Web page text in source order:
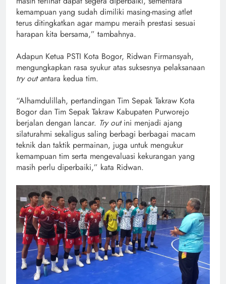
kemampuan yang sudah dimiliki masing-masing atlet
terus ditingkatkan agar mampu meraih prestasi sesuai
harapan kita bersama,” tambahnya.
Adapun Ketua PSTI Kota Bogor, Ridwan Firmansyah,
mengungkapkan rasa syukur atas suksesnya pelaksanaan
try out antara kedua tim.
“Alhamdulillah, pertandingan Tim Sepak Takraw Kota
Bogor dan Tim Sepak Takraw Kabupaten Purworejo
berjalan dengan lancar. Try outini menjadi ajang
silaturahmi sekaligus saling berbagi berbagai macam
teknik dan taktik permainan, juga untuk mengukur
kemampuan tim serta mengevaluasi kekurangan yang
masih perlu diperbaiki,” kata Ridwan.